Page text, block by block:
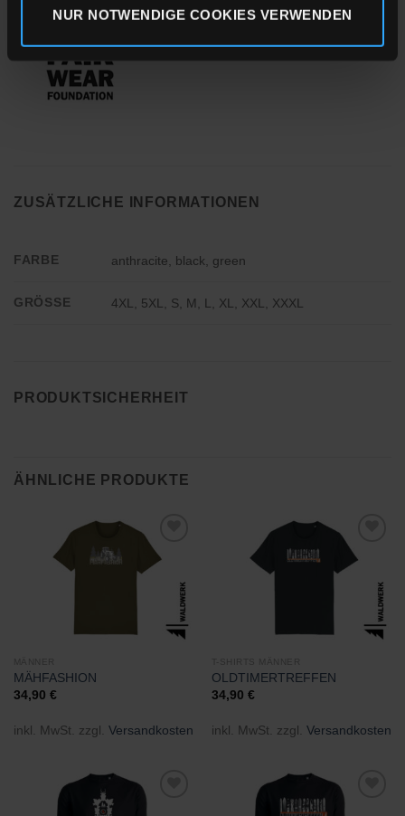
NUR NOTWENDIGE COOKIES VERWENDEN
ZUSÄTZLICHE INFORMATIONEN
FARBE anthracite, black, green
GRÖSSE 4XL, 5XL, S, M, L, XL, XXL, XXXL
PRODUKTSICHERHEIT
ÄHNLICHE PRODUKTE
Zu
Wunschliste
MÄNNER
MÄHFASHION
34,90 €
inkl. MwSt. zzgl. Versandkosten
Zu
Wunschliste
T-SHIRTS MÄNNER
OLDTIMERTREFFEN
34,90 €
inkl. MwSt. zzgl. Versandkosten